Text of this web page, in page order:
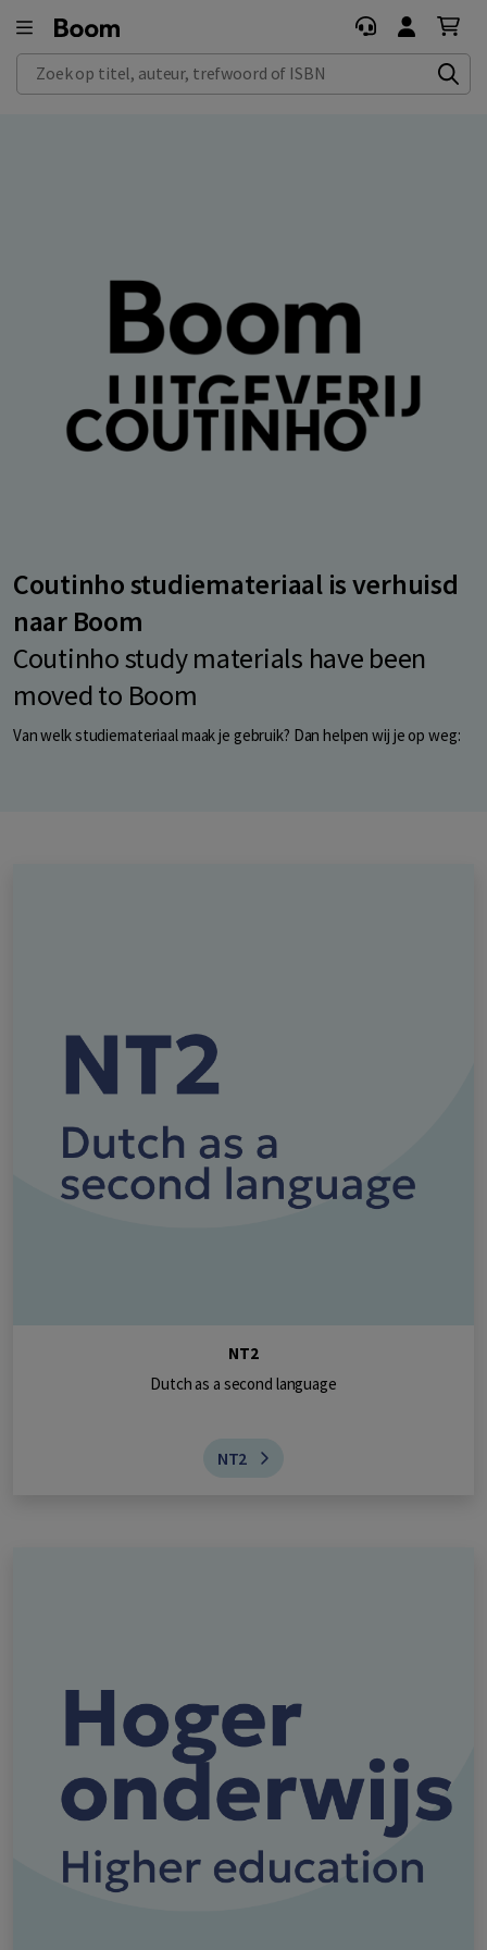
Zoek op titel, auteur, trefwoord of ISBN
Coutinho studiemateriaal is verhuisd
naar Boom
Coutinho study materials have been
moved to Boom
Van welk studiemateriaal maak je gebruik? Dan helpen wij je op weg:
NT2
Dutch as a second language
NT2